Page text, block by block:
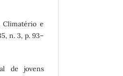
Climatério e
n. 3, p. 93–
de jovens